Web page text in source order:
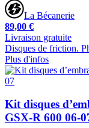
La Bécanerie
89,00 €
Livraison gratuite
Disques de friction.
Plus d'infos
Kit disques
GSX-R 600 06-